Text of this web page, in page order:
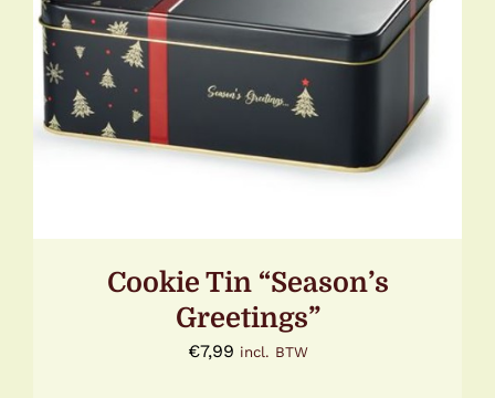
OPTIES SELECTEREN
PRODUCT
HEEFT
MEERDERE
OPTIE
WORDEN
DE
PRODUCTPAGINA
DETAILS
Cookie Tin “Season’s
Greetings”
€7,99 incl. BTW